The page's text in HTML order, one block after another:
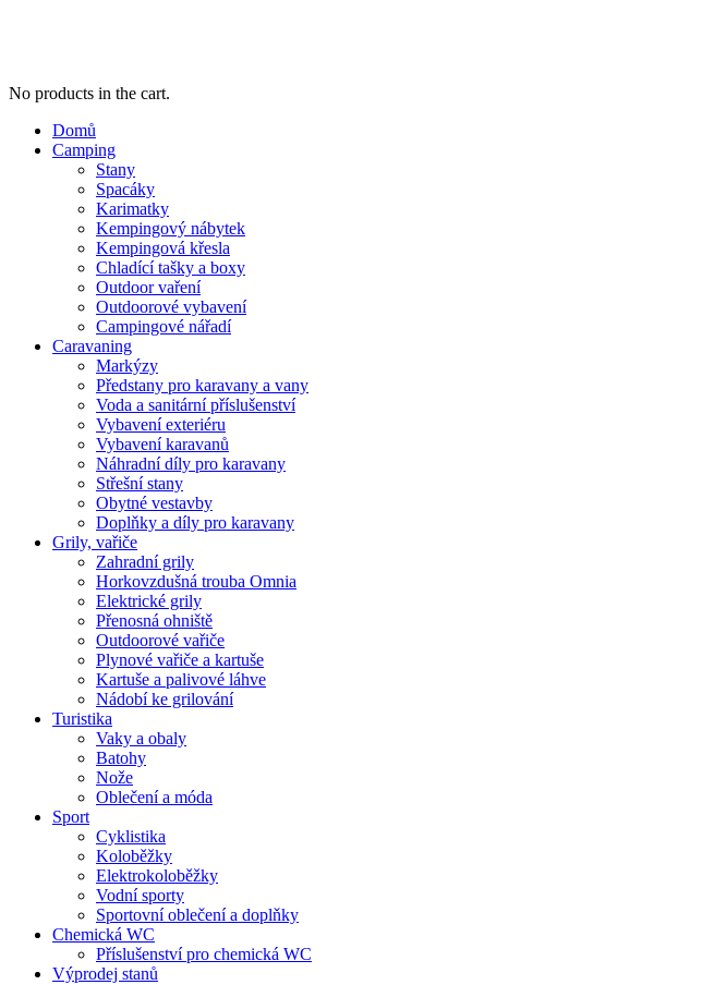
No products in the cart.
Domů
Camping
Stany
Spacáky
Karimatky
Kempingový nábytek
Kempingová křesla
Chladící tašky a boxy
Outdoor vaření
Outdoorové vybavení
Campingové nářadí
Caravaning
Markýzy
Předstany pro karavany a vany
Voda a sanitární příslušenství
Vybavení exteriéru
Vybavení karavanů
Náhradní díly pro karavany
Střešní stany
Obytné vestavby
Doplňky a díly pro karavany
Grily, vařiče
Zahradní grily
Horkovzdušná trouba Omnia
Elektrické grily
Přenosná ohniště
Outdoorové vařiče
Plynové vařiče a kartuše
Kartuše a palivové láhve
Nádobí ke grilování
Turistika
Vaky a obaly
Batohy
Nože
Oblečení a móda
Sport
Cyklistika
Koloběžky
Elektrokoloběžky
Vodní sporty
Sportovní oblečení a doplňky
Chemická WC
Příslušenství pro chemická WC
Výprodej stanů